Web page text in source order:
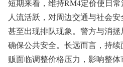
短期来看，维持RM4定价使日
人流活跃，对周边交通与社会
甚至出现排队现象。警方与消拯
确保公共安全。长远而言，持
贩面临调整价格压力，影响整